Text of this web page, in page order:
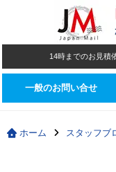
14時までのお見積
一般のお問い合せ
ホーム スタッフブ